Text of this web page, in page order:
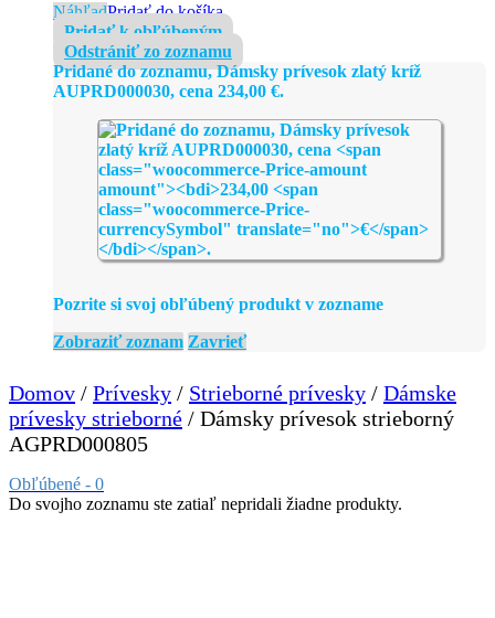
NáhľadPridať do košíka
Pridať k obľúbeným
Odstrániť zo zoznamu
Pridané do zoznamu, Dámsky prívesok zlatý kríž
AUPRD000030, cena 234,00 €.
Pozrite si svoj obľúbený produkt v zozname
Zobraziť zoznam Zavrieť
Domov / Prívesky / Strieborné prívesky / Dámske
prívesky strieborné / Dámsky prívesok strieborný
AGPRD000805
Obľúbené - 0
Do svojho zoznamu ste zatiaľ nepridali žiadne produkty.